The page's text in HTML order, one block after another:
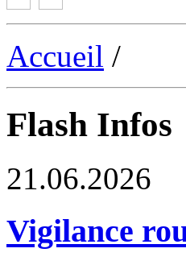
Accueil /
Flash Infos
21.06.2026
Vigilance